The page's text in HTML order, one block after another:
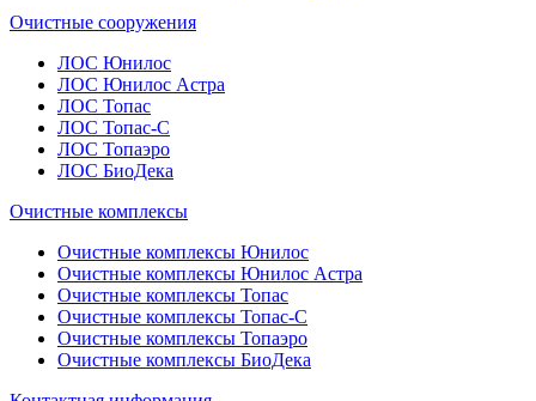
Очистные сооружения
ЛОС Юнилос
ЛОС Юнилос Астра
ЛОС Топас
ЛОС Топас-С
ЛОС Топаэро
ЛОС БиоДека
Очистные комплексы
Очистные комплексы Юнилос
Очистные комплексы Юнилос Астра
Очистные комплексы Топас
Очистные комплексы Топас-С
Очистные комплексы Топаэро
Очистные комплексы БиоДека